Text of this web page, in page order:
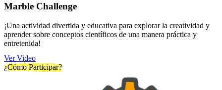
Marble Challenge
¡Una actividad divertida y educativa para explorar la creatividad y
aprender sobre conceptos científicos de una manera práctica y
entretenida!
Ver Video
¿Cómo Participar?